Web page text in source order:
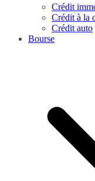
Crédit
Crédit à la
Crédit auto
Bourse